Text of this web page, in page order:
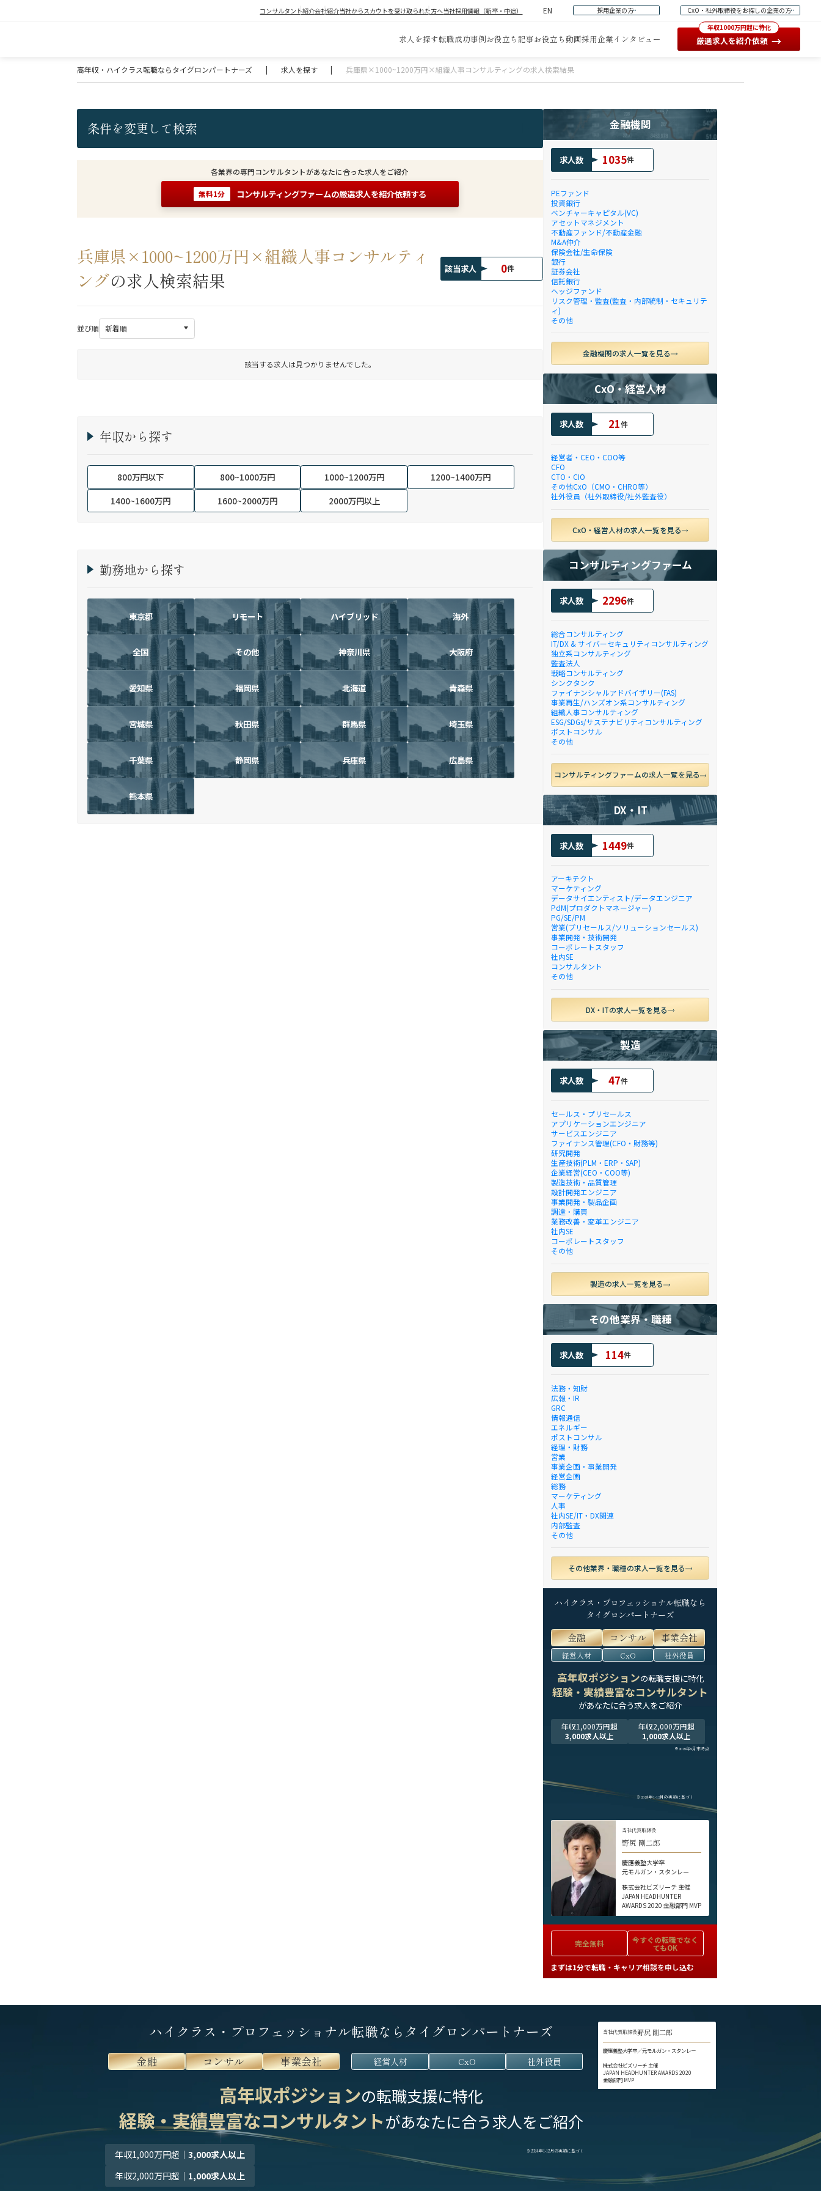
コンサルタント紹介会社紹介当社からスカウトを受け取られた方へ当社採用情報（新卒・中途） EN 採用企業の方 CxO・社外取締役をお探しの企業の方
求人を探す転職成功事例お役立ち記事お役立ち動画採用企業インタビュー
年収1000万円超に特化
厳選求人を紹介依頼 →
高年収・ハイクラス転職ならタイグロンパートナーズ | 求人を探す | 兵庫県×1000~1200万円×組織人事コンサルティングの求人検索結果
条件を変更して検索
各業界の専門コンサルタントがあなたに合った求人をご紹介
無料1分 コンサルティングファームの厳選求人を紹介依頼する
兵庫県×1000~1200万円×組織人事コンサルティ
ングの求人検索結果
該当求人 0件
並び順
該当する求人は見つかりませんでした。
年収から探す
800万円以下 800~1000万円 1000~1200万円
1200~1400万円
1400~1600万円
1600~2000万円 2000万円以上
勤務地から探す
東京都 リモート ハイブリッド 海外
全国 その他 神奈川県 大阪府
愛知県 福岡県 北海道 青森県
宮城県 秋田県 群馬県 埼玉県
千葉県 静岡県 兵庫県 広島県
熊本県
金融機関
求人数 1035件
PEファンド
投資銀行
ベンチャーキャピタル(VC)
アセットマネジメント
不動産ファンド/不動産金融
M&A仲介
保険会社/生命保険
銀行
証券会社
信託銀行
ヘッジファンド
リスク管理・監査(監査・内部統制・セキュリテ
ィ)
その他
金融機関の求人一覧を見る
CxO・経営人材
求人数 21件
経営者・CEO・COO等
CFO
CTO・CIO
その他CxO（CMO・CHRO等）
社外役員（社外取締役/社外監査役）
CxO・経営人材の求人一覧を見る
コンサルティングファーム
求人数 2296件
総合コンサルティング
IT/DX & サイバーセキュリティコンサルティング
独立系コンサルティング
監査法人
戦略コンサルティング
シンクタンク
ファイナンシャルアドバイザリー(FAS)
事業再生/ハンズオン系コンサルティング
組織人事コンサルティング
ESG/SDGs/サステナビリティコンサルティング
ポストコンサル
その他
コンサルティングファームの求人一覧を見る
DX・IT
求人数 1449件
アーキテクト
マーケティング
データサイエンティスト/データエンジニア
PdM(プロダクトマネージャー)
PG/SE/PM
営業(プリセールス/ソリューションセールス)
事業開発・技術開発
コーポレートスタッフ
社内SE
コンサルタント
その他
DX・ITの求人一覧を見る
製造
求人数 47件
セールス・プリセールス
アプリケーションエンジニア
サービスエンジニア
ファイナンス管理(CFO・財務等)
研究開発
生産技術(PLM・ERP・SAP)
企業経営(CEO・COO等)
製造技術・品質管理
設計開発エンジニア
事業開発・製品企画
調達・購買
業務改善・変革エンジニア
社内SE
コーポレートスタッフ
その他
製造の求人一覧を見る
その他業界・職種
求人数 114件
法務・知財
広報・IR
GRC
情報通信
エネルギー
ポストコンサル
経理・財務
営業
事業企画・事業開発
経営企画
総務
マーケティング
人事
社内SE/IT・DX関連
内部監査
その他
その他業界・職種の求人一覧を見る
ハイクラス・プロフェッショナル転職なら
タイグロンパートナーズ
金融 コンサル 事業会社
経営人材 CxO 社外役員
高年収ポジションの転職支援に特化
経験・実績豊富なコンサルタント
があなたに合う求人をご紹介
年収1,000万円超
3,000求人以上
年収2,000万円超
1,000求人以上
※2025年9月末時点
※2024年1-12月の実績に基づく
当社代表取締役
野尻 剛二郎
慶應義塾大学卒
元モルガン・スタンレー
株式会社ビズリーチ 主催
JAPAN HEADHUNTER
AWARDS 2020 金融部門 MVP
完全無料 今すぐの転職でなく
てもOK
まずは1分で転職・キャリア相談を申し込む
ハイクラス・プロフェッショナル転職ならタイグロンパートナーズ
金融 コンサル 事業会社 経営人材 CxO 社外役員
高年収ポジションの転職支援に特化
経験・実績豊富なコンサルタントがあなたに合う求人をご紹介
年収1,000万円超 ｜3,000求人以上
年収2,000万円超 ｜ 1,000求人以上
※2024年1-12月の実績に基づく
当社代表取締役野尻 剛二郎
慶應義塾大学卒／元モルガン・スタンレー
株式会社ビズリーチ 主催
JAPAN HEADHUNTER AWARDS 2020
金融部門 MVP